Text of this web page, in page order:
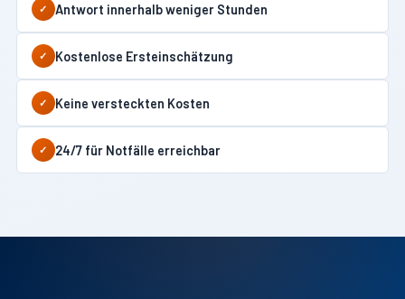
✓ Antwort innerhalb weniger Stunden
✓ Kostenlose Ersteinschätzung
✓ Keine versteckten Kosten
✓ 24/7 für Notfälle erreichbar